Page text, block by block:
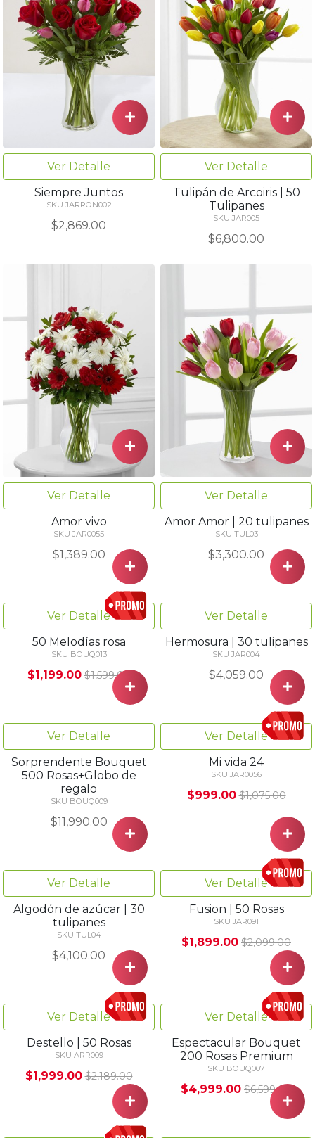
Ver Detalle
Siempre Juntos
SKU JARRON002
$2,869.00
Ver Detalle
Tulipán de Arcoiris | 50
Tulipanes
SKU JAR005
$6,800.00
Ver Detalle
Amor vivo
SKU JAR0055
$1,389.00
Ver Detalle
Amor Amor | 20 tulipanes
SKU TUL03
$3,300.00
50 Melodías rosa
$1,199.00 $1,599.00
Hermosura | 30 tulipanes
$4,059.00
Ver Detalle